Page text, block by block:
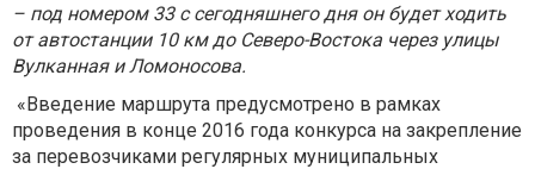
– под номером 33 с сегодняшнего дня он будет ходить
от автостанции 10 км до Северо-Востока через улицы
Вулканная и Ломоносова.
«Введение маршрута предусмотрено в рамках
проведения в конце 2016 года конкурса на закрепление
за перевозчиками регулярных муниципальных